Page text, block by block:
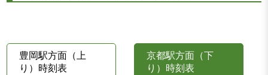
豊岡駅方面（上
り）時刻表
京都駅方面（下
り）時刻表